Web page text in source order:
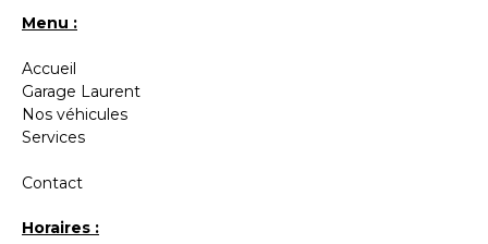
Menu :
Accueil
Garage Laurent
Nos véhicules
Services
Contact
Horaires :